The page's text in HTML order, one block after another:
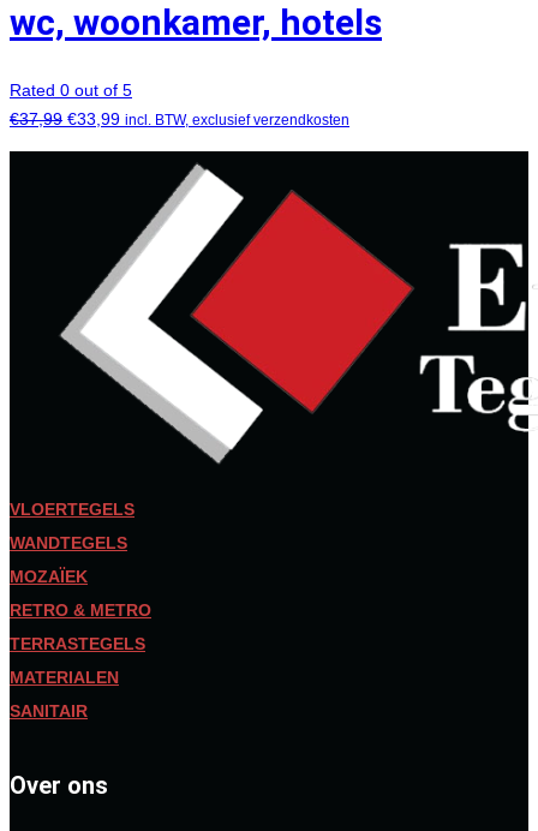
wc, woonkamer, hotels
Rated 0 out of 5
€37,99 €33,99 incl. BTW, exclusief verzendkosten
VLOERTEGELS
WANDTEGELS
MOZAÏEK
RETRO & METRO
TERRASTEGELS
MATERIALEN
SANITAIR
Over ons